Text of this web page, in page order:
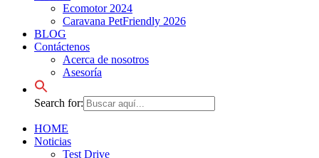
Ecomotor 2024
Caravana PetFriendly 2026
BLOG
Contáctenos
Acerca de nosotros
Asesoría
Search for:
HOME
Noticias
Test Drive